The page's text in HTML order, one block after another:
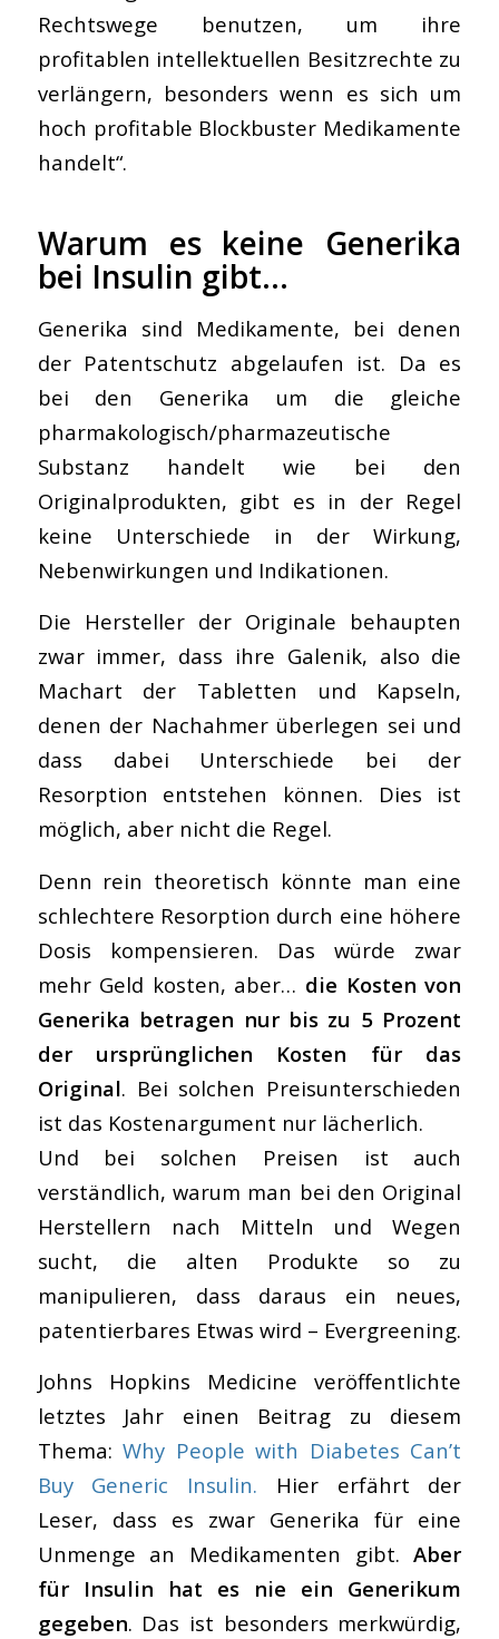
Rechtswege benutzen, um ihre
profitablen intellektuellen Besitzrechte zu
verlängern, besonders wenn es sich um
hoch profitable Blockbuster Medikamente
handelt“.
Warum es keine Generika
bei Insulin gibt…
Generika sind Medikamente, bei denen
der Patentschutz abgelaufen ist. Da es
bei den Generika um die gleiche
pharmakologisch/pharmazeutische
Substanz handelt wie bei den
Originalprodukten, gibt es in der Regel
keine Unterschiede in der Wirkung,
Nebenwirkungen und Indikationen.
Die Hersteller der Originale behaupten
zwar immer, dass ihre Galenik, also die
Machart der Tabletten und Kapseln,
denen der Nachahmer überlegen sei und
dass dabei Unterschiede bei der
Resorption entstehen können. Dies ist
möglich, aber nicht die Regel.
Denn rein theoretisch könnte man eine
schlechtere Resorption durch eine höhere
Dosis kompensieren. Das würde zwar
mehr Geld kosten, aber… die Kosten von
Generika betragen nur bis zu 5 Prozent
der ursprünglichen Kosten für das
Original. Bei solchen Preisunterschieden
ist das Kostenargument nur lächerlich.
Und bei solchen Preisen ist auch
verständlich, warum man bei den Original
Herstellern nach Mitteln und Wegen
sucht, die alten Produkte so zu
manipulieren, dass daraus ein neues,
patentierbares Etwas wird – Evergreening.
Johns Hopkins Medicine veröffentlichte
letztes Jahr einen Beitrag zu diesem
Thema:Why People with Diabetes Can’t
Buy Generic Insulin. Hier erfährt der
Leser, dass es zwar Generika für eine
Unmenge an Medikamenten gibt.Aber
für Insulin hat es nie ein Generikum
gegeben. Das ist besonders merkwürdig,